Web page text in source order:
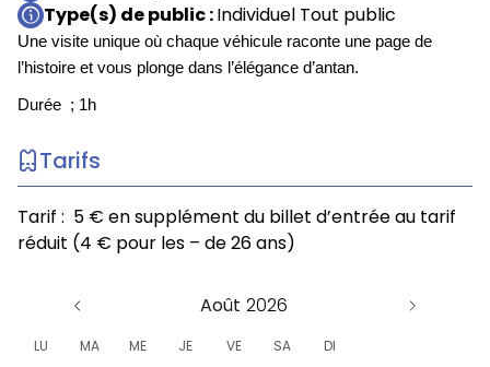
Type(s) de public Individuel Tout public
Une visite unique où chaque véhicule raconte une page de
l’histoire et vous plonge dans l’élégance d’antan.
Durée ; 1h
Tarifs
Tarif : 5 € en supplément du billet d’entrée au tarif
réduit (4 € pour les – de 26 ans)
Août
LU MA ME JE VE SA DI